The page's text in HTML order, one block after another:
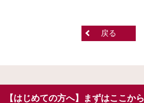
戻る
【はじめての方へ】まずはここから